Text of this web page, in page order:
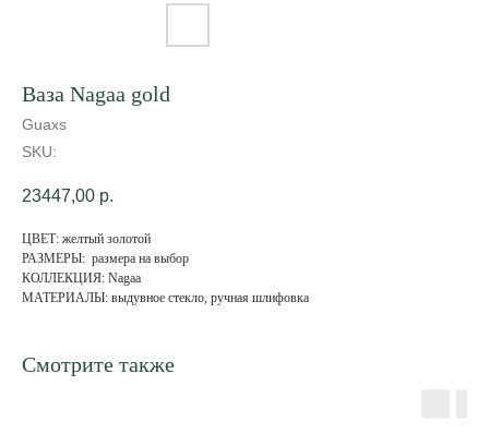
Ваза Nagaa gold
Guaxs
SKU:
23447,00 р.
ЦВЕТ: желтый золотой
РАЗМЕРЫ: размера на выбор
КОЛЛЕКЦИЯ: Nagaa
МАТЕРИАЛЫ: выдувное стекло, ручная шлифовка
Смотрите также